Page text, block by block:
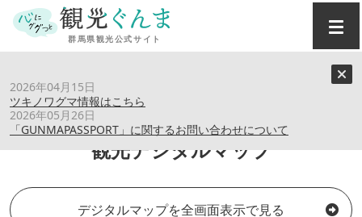
2026年04月15日
ツキノワグマ情報はこちら
2026年05月26日
「GUNMAPASSPORT」に関するお問い合わせについて
観光デジタルマップ
デジタルマップを全画面表示で見る